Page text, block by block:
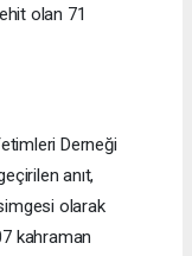
olan 71
Derneği
anıt,
olarak
kahraman